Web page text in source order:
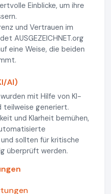
Einblicke, um ihre
und Vertrauen im
AUSGEZEICHNET.org
eine Weise, die beiden
AI)
mit Hilfe von KI-
teilweise generiert.
und Klarheit bemühen,
sollten für kritische
überprüft werden.